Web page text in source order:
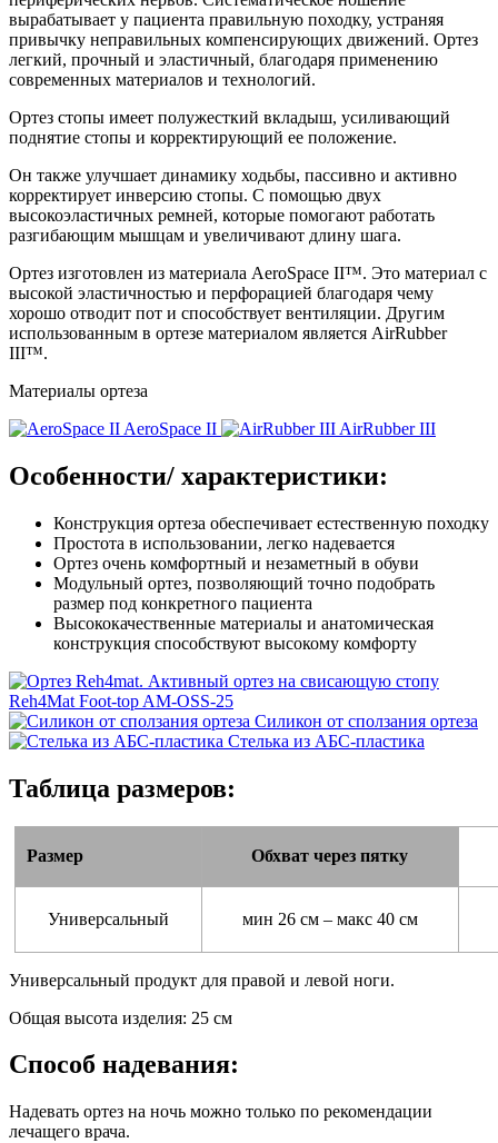
вырабатывает у пациента правильную походку, устраняя
привычку неправильных компенсирующих движений. Ортез
легкий, прочный и эластичный, благодаря применению
современных материалов и технологий.
Ортез стопы имеет полужесткий вкладыш, усиливающий
поднятие стопы и корректирующий ее положение.
Он также улучшает динамику ходьбы, пассивно и активно
корректирует инверсию стопы. С помощью двух
высокоэластичных ремней, которые помогают работать
разгибающим мышцам и увеличивают длину шага.
Ортез изготовлен из материала AeroSpace II™. Это материал с
высокой эластичностью и перфорацией благодаря чему
хорошо отводит пот и способствует вентиляции. Другим
использованным в ортезе материалом является AirRubber
III™.
Материалы ортеза
AeroSpace II
AirRubber III
Особенности/ характеристики:
Конструкция ортеза обеспечивает естественную походку
Простота в использовании, легко надевается
Ортез очень комфортный и незаметный в обуви
Модульный ортез, позволяющий точно подобрать
размер под конкретного пациента
Высококачественные материалы и анатомическая
конструкция способствуют высокому комфорту
Силикон от сползания ортеза
Стелька из АБС-пластика
Таблица размеров:
Размер Обхват через пятку
Универсальный мин 26 см – макс 40 см
Универсальный продукт для правой и левой ноги.
Общая высота изделия: 25 см
Способ надевания:
Надевать ортез на ночь можно только по рекомендации
лечащего врача.